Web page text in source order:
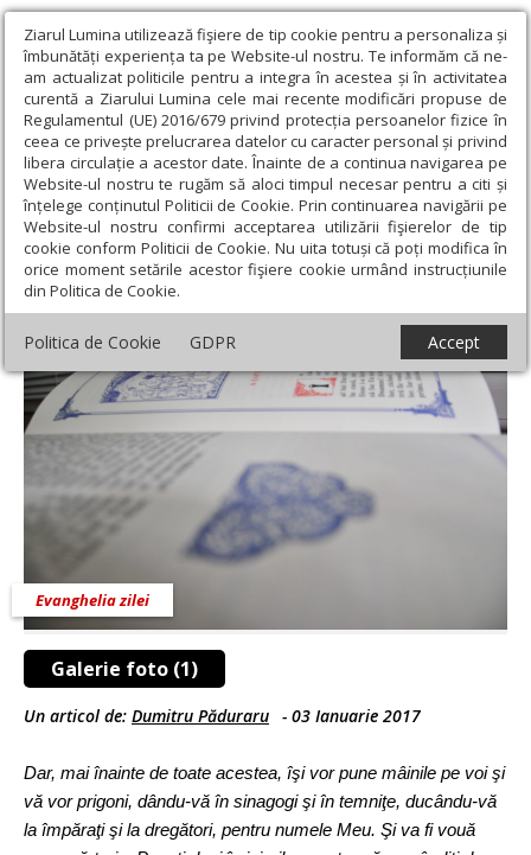
Ziarul Lumina utilizează fişiere de tip cookie pentru a personaliza și
îmbunătăți experiența ta pe Website-ul nostru. Te informăm că ne-
am actualizat politicile pentru a integra în acestea și în activitatea
curentă a Ziarului Lumina cele mai recente modificări propuse de
Regulamentul (UE) 2016/679 privind protecția persoanelor fizice în
ceea ce privește prelucrarea datelor cu caracter personal și privind
libera circulație a acestor date. Înainte de a continua navigarea pe
Website-ul nostru te rugăm să aloci timpul necesar pentru a citi și
înțelege conținutul Politicii de Cookie. Prin continuarea navigării pe
Website-ul nostru confirmi acceptarea utilizării fişierelor de tip
cookie conform Politicii de Cookie. Nu uita totuși că poți modifica în
orice moment setările acestor fişiere cookie urmând instrucțiunile
din Politica de Cookie.
Politica de Cookie GDPR Accept
Ziarul Lumina › Teologie și spiritualitate › Evanghelia zilei ›
Răbdarea aduce raiul
Răbdarea aduce raiul
Galerie foto (1)
Evanghelia zilei
Un articol de: Dumitru Păduraru - 03 Ianuarie 2017
Dar, mai înainte de toate acestea, îşi vor pune mâinile pe voi şi
vă vor prigoni, dându-vă în sinagogi şi în temniţe, ducându-vă
la împăraţi şi la dregători, pentru numele Meu. Şi va fi vouă